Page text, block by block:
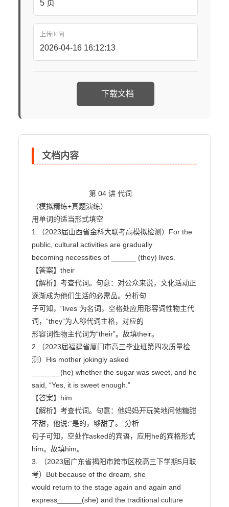
5 页
上传时间
2026-04-16 16:12:13
下载文档
文档内容
（模拟精练+真题演练）
用单词的适当形式填空
1.（2023届山西省金科大联考高模拟检测）For the
public, cultural activities are gradually
becoming necessities of ______ (they) lives.
【答案】their
【解析】考查代词。句意：对公众来说，文化活动正
逐渐成为他们生活的必需品。分析句
子可知，“lives”为名词，空格处应用形容词性物主代
词，“they”为人称代词主格，对应的
形容词性物主代词为“their”。故填their。
2.（2023届福建省厦门市高三毕业班第四次质量检
测）His mother jokingly asked
_______(he) whether the sugar was sweet, and he
said, “Yes, it is sweet enough.”
【答案】him
【解析】考查代词。句意：他妈妈开玩笑地问他糖甜
不甜，他说:“是的，够甜了。”分析
句子可知，空处作asked的宾语，应用he的宾格形式
him。故填him。
3. （2023届广东省揭阳市跨市区校高三下学期5月联
考）But because of the dream, she
would return to the stage again and again and
express______(she) and the traditional culture